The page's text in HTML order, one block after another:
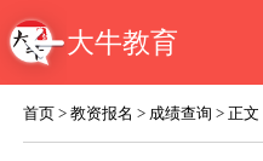
大牛教育
首页 >教资报名 > 成绩查询 > 正文